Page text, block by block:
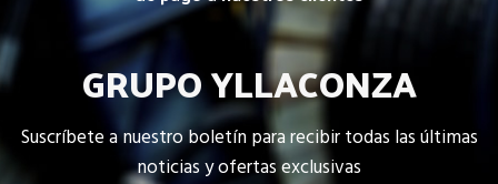
GRUPO YLLACONZA
Suscríbete a nuestro boletín para recibir todas las últimas
noticias y ofertas exclusivas